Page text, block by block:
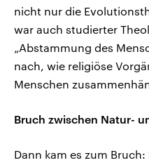
nicht nur die
war auch studierter
„Abstammung des
nach, wie religiöse
Menschen
Bruch zwischen Natur-
Dann kam es zum